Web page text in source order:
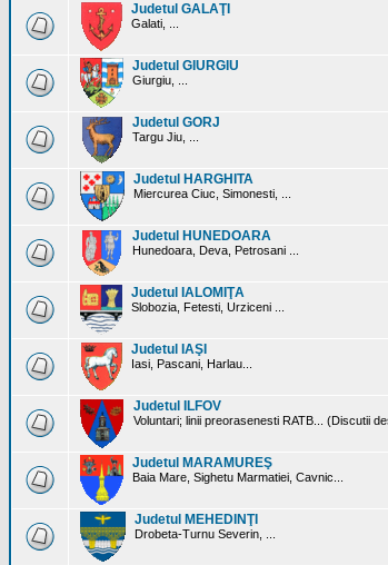
Judetul GALAŢI
Galati, ...
Judetul GIURGIU
Giurgiu, ...
Judetul GORJ
Targu Jiu, ...
Judetul HARGHITA
Miercurea Ciuc, Simonesti, ...
Judetul HUNEDOARA
Hunedoara, Deva, Petrosani ...
Judetul IALOMIŢA
Slobozia, Fetesti, Urziceni ...
Judetul IAŞI
Iasi, Pascani, Harlau...
Judetul ILFOV
Voluntari; linii preorasenesti RATB... (Discutii
Judetul MARAMUREŞ
Baia Mare, Sighetu Marmatiei, Cavnic...
Judetul MEHEDINŢI
Drobeta-Turnu Severin, ...